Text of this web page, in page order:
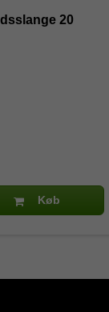
20
Køb